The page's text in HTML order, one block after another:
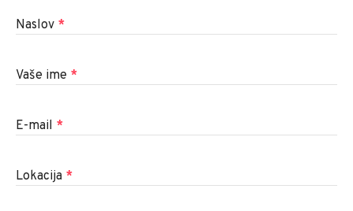
Naslov *
Vaše ime *
E-mail *
Lokacija *